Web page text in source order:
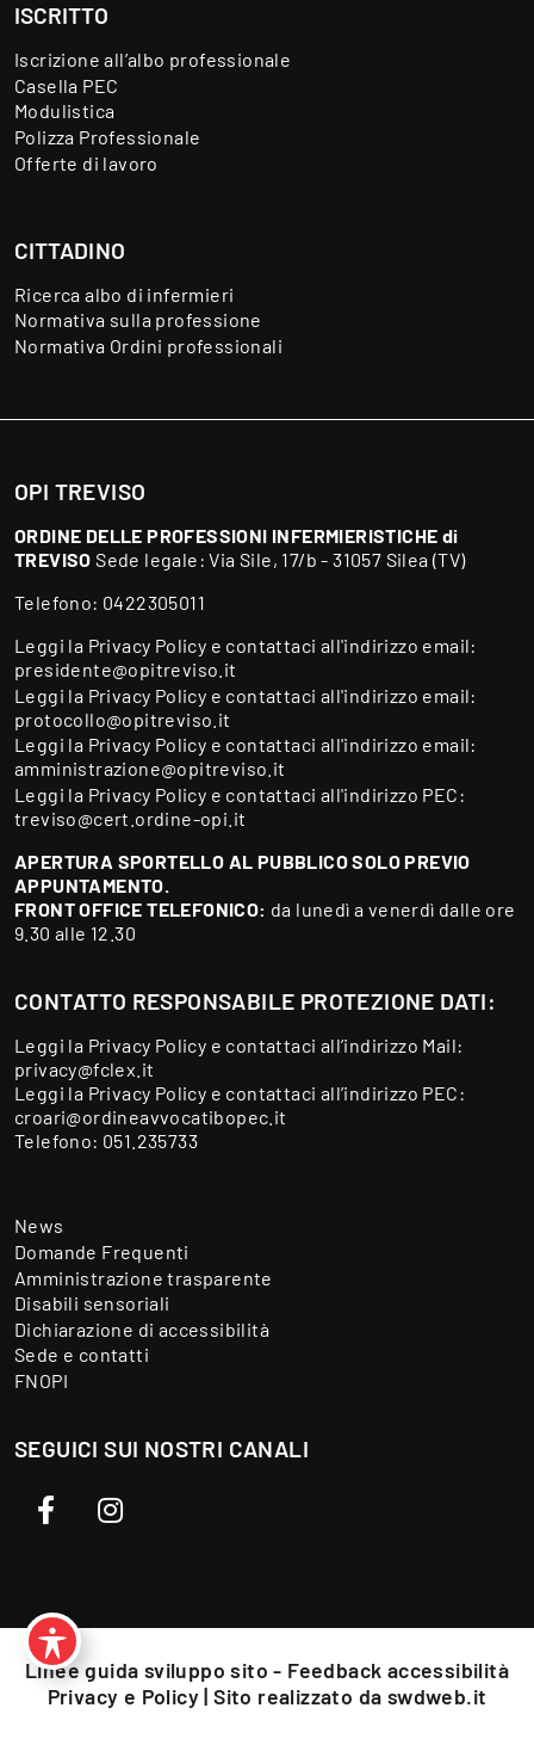
ISCRITTO
Iscrizione all’albo professionale
Casella PEC
Modulistica
Polizza Professionale
Offerte di lavoro
CITTADINO
Ricerca albo di infermieri
Normativa sulla professione
Normativa Ordini professionali
OPI TREVISO
ORDINE DELLE PROFESSIONI INFERMIERISTICHE di
TREVISO Sede legale: Via Sile, 17/b - 31057 Silea (TV)
Telefono: 0422305011
Leggi la Privacy Policy e contattaci all'indirizzo email:
presidente@opitreviso.it
Leggi la Privacy Policy e contattaci all'indirizzo email:
protocollo@opitreviso.it
Leggi la Privacy Policy e contattaci all'indirizzo email:
amministrazione@opitreviso.it
Leggi la Privacy Policy e contattaci all'indirizzo PEC:
treviso@cert.ordine-opi.it
APERTURA SPORTELLO AL PUBBLICO SOLO PREVIO
APPUNTAMENTO.
FRONT OFFICE TELEFONICO: da lunedì a venerdì dalle ore
9.30 alle 12.30
CONTATTO RESPONSABILE PROTEZIONE DATI:
Leggi la Privacy Policy e contattaci all’indirizzo Mail:
privacy@fclex.it
Leggi la Privacy Policy e contattaci all’indirizzo PEC:
croari@ordineavvocatibopec.it
Telefono: 051.235733
News
Domande Frequenti
Amministrazione trasparente
Disabili sensoriali
Dichiarazione di accessibilità
Sede e contatti
FNOPI
SEGUICI SUI NOSTRI CANALI
Facebook
Linee guida sviluppo sito - Feedback accessibilità
Privacy e Policy| Sito realizzato da swdweb.it